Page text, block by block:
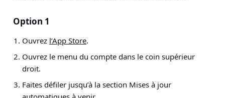
Option 1
Ouvrez l’App Store.
Ouvrez le menu du compte dans le coin supérieur
droit.
Faites défiler jusqu’à la section Mises à jour